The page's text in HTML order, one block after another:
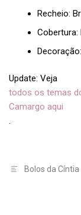
Recheio:
Cobertura:
Update: Veja
todos os temas
Camargo aqui
.
Bolos da Cíntia